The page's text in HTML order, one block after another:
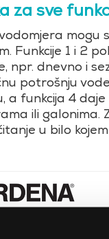
Kft.
za sve
mogu
Funkcije 1 i 2
npr. dnevno i
potrošnju
a funkcija 4
ili galonima.
u bilo